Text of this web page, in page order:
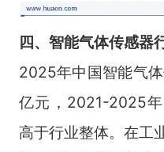
四、智能气体传感器
2025年中国智能气
亿元，2021-2025
高于行业整体。在工